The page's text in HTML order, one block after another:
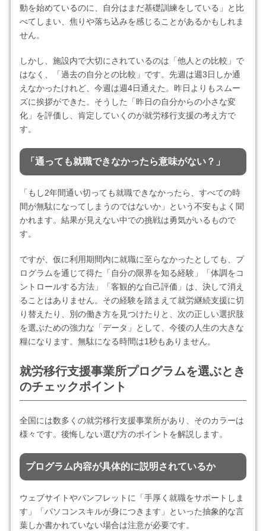
動を始めているのに、自分はまだ基礎訓練をしている」と比
べてしまい、焦りや落ち込みを感じることがあるかもしれま
せん。
しかし、施設内で大切にされているのは「他人との比較」で
はなく、「過去の自分との比較」です。先週は週3日しか通
えなかったけれど、今週は週4日通えた。昨日よりもスムー
ズに挨拶ができた。そうした「昨日の自分からの小さな変
化」を評価し、肯定していくのが就労移行支援の考え方で
す。
「通っても就職できなかったら意味がない？」
「もし2年間通い切っても就職できなかったら、すべての時
間が無駄になってしまうのではないか」という不安もよく聞
かれます。結果が見えない中での挑戦は勇気がいるもので
す。
ですが、仮に利用期間内に就職に至らなかったとしても、プ
ログラムを通じて得た「自分の限界を知る経験」「体調をコ
ントロールする方法」「客観的な自己評価」は、決して消え
ることはありません。その経験を踏まえて就労継続支援に切
り替えたり、別の働き方を見つけたりと、次の正しい選択肢
を選ぶための強力な「データ」として、今後の人生の大きな
糧になります。無駄になる時間は1秒もありません。
就労移行支援事業所プログラムを選ぶとき
のチェックポイント
全国には数多くの就労移行支援事業所があり、そのカラーは
様々です。後悔しない選び方のポイントを解説します。
プログラム内容が具体的に説明されているか
ウェブサイトやパンフレットに「手厚く就職をサポートしま
す」「パソコンスキルが身につきます」といった抽象的な言
葉しか書かれていない場合は注意が必要です。